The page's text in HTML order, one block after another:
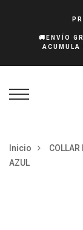
🚚ENVÍO
ACUMULA
Inicio
COLLAR
AZUL